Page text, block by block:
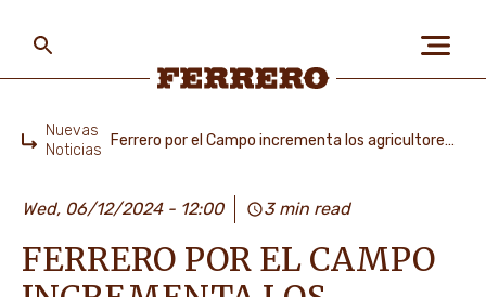
PERSONAS Y PLANETA
main
content
Home
Nuevas
Noticias
Ferrero por el Campo incrementa los agricultores de cacao beneficiados y los impulsa hacia un futuro rentable
Wed, 06/12/2024 - 12:00 3 min read
FERRERO POR EL CAMPO